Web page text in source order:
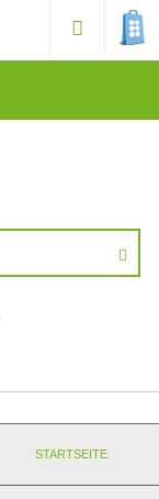
STARTSEITE